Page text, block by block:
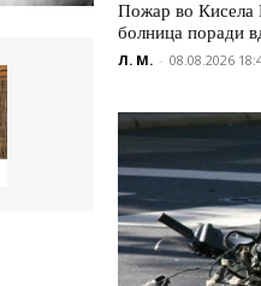
Пожар во Кисела
болница поради
Л. М. - 08.08.2026